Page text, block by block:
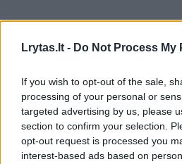
Lrytas.lt - Do Not Process
If you wish to opt-out of the sale,
processing of your personal or
targeted advertising by us, please
section to confirm your selection.
opt-out request is processed you
interest-based ads based on
Žaidime „Airport firefighters“
gyvybes
Žaidimų modifikacijos – kas po
Žinios | IT ir mokslas